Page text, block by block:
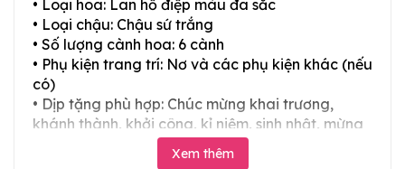
• Loại hoa: Lan hồ điệp màu đa sắc
• Loại chậu: Chậu sứ trắng
• Số lượng cành hoa: 6 cành
• Phụ kiện trang trí: Nơ và các phụ kiện khác (nếu
có)
• Dịp tặng phù hợp: Chúc mừng khai trương,
khánh thành, khởi công, kỉ niệm, sinh nhật, mừng
thọ, mừng cưới, tân gia và các ngày lễ tết trong
Xem thêm